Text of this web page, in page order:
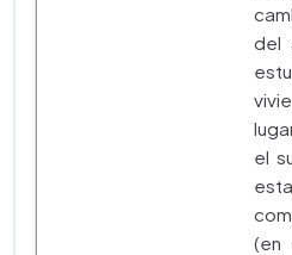
del
el
(en